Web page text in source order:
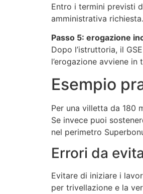
Entro i termini previsti
amministrativa richiesta.
Passo 5: erogazione
Dopo l’istruttoria, il
l’erogazione avviene
Esempio
Per una villetta da 180
Se invece puoi
nel perimetro
Errori da
Evitare di iniziare i
per trivellazione e la